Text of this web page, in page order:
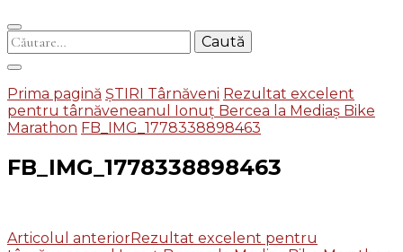
Caută
după:
Prima pagină ȘTIRI Târnăveni Rezultat excelent
pentru târnăveneanul Ionuț Bercea la Mediaș Bike
Marathon FB_IMG_1778338898463
FB_IMG_1778338898463
Navigare
Articolul anteriorRezultat excelent pentru